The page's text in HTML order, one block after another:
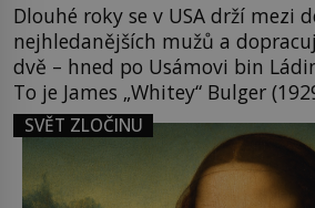
Dlouhé roky se v USA drží mezi
nejhledanějších mužů a
dvě – hned po Usámovi bin
To je James „Whitey“ Bulger
spoluúčasti na 19 vraždách,
samozřejmě, krom toho je ještě
který neváhá odstranit z cesty
zatímco […]
SVĚT ZLOČINU